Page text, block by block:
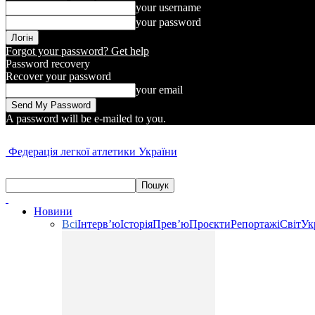
your username
your password
Forgot your password? Get help
Password recovery
Recover your password
your email
A password will be e-mailed to you.
Федерація легкої атлетики України
Новини
ВсіІнтерв’юІсторіяПрев’юПроєктиРепортажіСвіт